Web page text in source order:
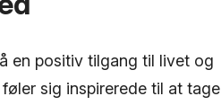
en positiv tilgang til livet og
sig inspirerede til at tage